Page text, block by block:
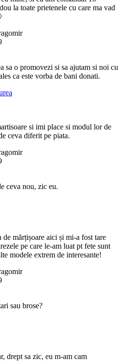
la toate prietenele cu care ma vad
sa o promovezi si sa ajutam si noi cu
ca este vorba de bani donati.
si imi place si modul lor de
ceva diferit pe piata.
ceva nou, zic eu.
de mărțișoare aici și mi-a fost tare
pe care le-am luat pt fete sunt
modele extrem de interesante!
sau brose?
drept sa zic, eu m-am cam